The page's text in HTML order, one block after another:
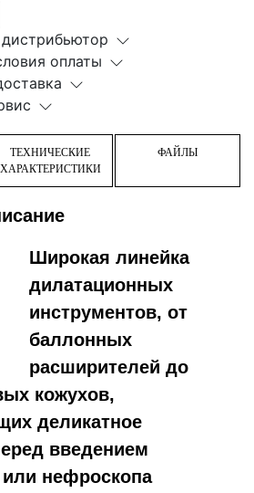
оплаты
ТЕХНИЧЕСКИЕ
ХАРАКТЕРИСТИКИ
ФАЙЛЫ
Широкая линейка
дилатационных
инструментов, от
баллонных
расширителей до
кожухов,
деликатное
введением
или нефроскопа